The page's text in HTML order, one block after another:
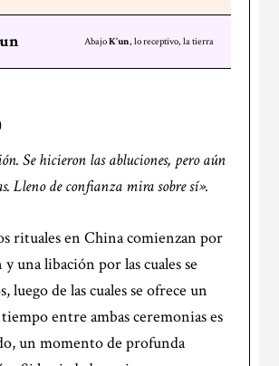
AbajoK’un, lo receptivo, la tierra
Se hicieron las abluciones, pero aún
Lleno de confianza mira sobre sí».
rituales en China comienzan por
una libación por las cuales se
luego de las cuales se ofrece un
entre ambas ceremonias es
un momento de profunda